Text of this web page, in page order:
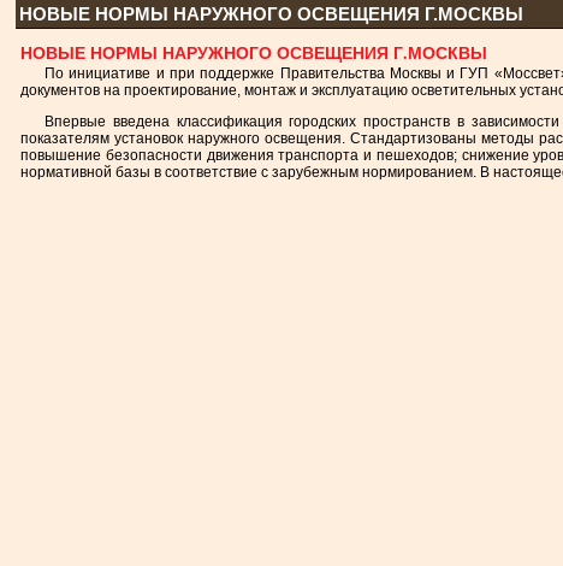
НОВЫЕ НОРМЫ НАРУЖНОГО ОСВЕЩЕНИЯ Г.МОСКВЫ
НОВЫЕ НОРМЫ НАРУЖНОГО ОСВЕЩЕНИЯ Г.МОСКВЫ
По инициативе и при поддержке Правительства Москвы и ГУП
документов на проектирование, монтаж и эксплуатацию осветительных
Впервые введена классификация городских пространств в
показателям установок наружного освещения. Стандартизованы методы
повышение безопасности движения транспорта и пешеходов; снижение
нормативной базы в соответствие с зарубежным нормированием. В